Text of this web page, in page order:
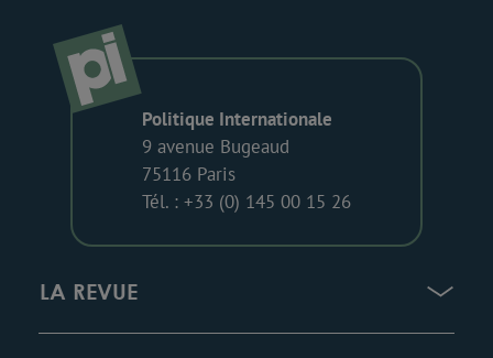
Politique Internationale
9 avenue Bugeaud
75116 Paris
Tél. : +33 (0) 145 00 15 26
LA REVUE